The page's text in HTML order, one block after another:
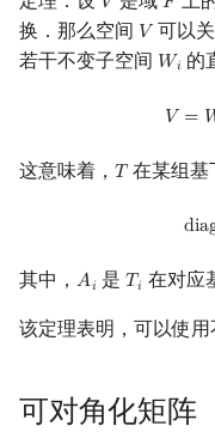
𝑉
V 𝐹
F
换．那么空间 𝑉
V 可以
若干不变子空间 𝑊𝑖
Wi 的
𝑉 =
V=
这意味着， 𝑇
T 在某组基
dia
其中， 𝐴𝑖
Ai 是𝑇𝑖
Ti 在对应
该定理表明，可以使用
可对角化矩阵